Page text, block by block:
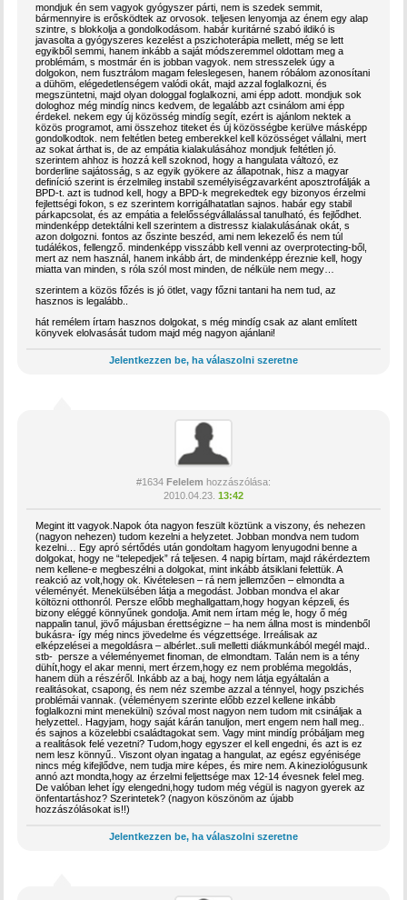
mondjuk én sem vagyok gyógyszer párti, nem is szedek semmit,
bármennyire is erősködtek az orvosok. teljesen lenyomja az énem egy alap
szintre, s blokkolja a gondolkodásom. habár kuritárné szabó ildikó is
javasolta a gyógyszeres kezelést a pszichoterápia mellett, még se lett
egyikből semmi, hanem inkább a saját módszeremmel oldottam meg a
problémám, s mostmár én is jobban vagyok. nem stresszelek úgy a
dolgokon, nem fusztrálom magam feleslegesen, hanem róbálom azonosítani
a dühöm, elégedetlenségem valódi okát, majd azzal foglalkozni, és
megszüntetni, majd olyan dologgal foglalkozni, ami épp adott. mondjuk sok
dologhoz még mindíg nincs kedvem, de legalább azt csinálom ami épp
érdekel. nekem egy új közösség mindíg segít, ezért is ajánlom nektek a
közös programot, ami összehoz titeket és új közösségbe kerülve másképp
gondolkodtok. nem feltétlen beteg emberekkel kell közösséget vállalni, mert
az sokat árthat is, de az empátia kialakulásához mondjuk feltétlen jó.
szerintem ahhoz is hozzá kell szoknod, hogy a hangulata változó, ez
borderline sajátosság, s az egyik gyökere az állapotnak, hisz a magyar
definíció szerint is érzelmileg instabil személyiségzavarként aposztrofálják a
BPD-t. azt is tudnod kell, hogy a BPD-k megrekedtek egy bizonyos érzelmi
fejlettségi fokon, s ez szerintem korrigálhatatlan sajnos. habár egy stabil
párkapcsolat, és az empátia a felelősségvállalással tanulható, és fejlődhet.
mindenképp detektálni kell szerintem a distressz kialakulásának okát, s
azon dolgozni. fontos az őszinte beszéd, ami nem lekezelő és nem túl
tudálékos, fellengző. mindenképp visszább kell venni az overprotecting-ből,
mert az nem használ, hanem inkább árt, de mindenképp éreznie kell, hogy
miatta van minden, s róla szól most minden, de nélküle nem megy…
szerintem a közös főzés is jó ötlet, vagy főzni tantani ha nem tud, az
hasznos is legalább..
hát remélem írtam hasznos dolgokat, s még mindíg csak az alant említett
könyvek elolvasását tudom majd még nagyon ajánlani!
Jelentkezzen be, ha válaszolni szeretne
#1634 Felelem hozzászólása:
2010.04.23. 13:42
Megint itt vagyok.Napok óta nagyon feszült köztünk a viszony, és nehezen
(nagyon nehezen) tudom kezelni a helyzetet. Jobban mondva nem tudom
kezelni… Egy apró sértődés után gondoltam hagyom lenyugodni benne a
dolgokat, hogy ne “telepedjek” rá teljesen. 4 napig bírtam, majd rákérdeztem
nem kellene-e megbeszélni a dolgokat, mint inkább átsiklani felettük. A
reakció az volt,hogy ok. Kivételesen – rá nem jellemzően – elmondta a
véleményét. Menekülsében látja a megodást. Jobban mondva el akar
költözni otthonról. Persze előbb meghallgattam,hogy hogyan képzeli, és
bizony eléggé könnyűnek gondolja. Amit nem írtam még le, hogy ő még
nappalin tanul, jövő májusban érettségizne – ha nem állna most is mindenből
bukásra- így még nincs jövedelme és végzettsége. Irreálisak az
elképzelései a megoldásra – albérlet..suli melletti diákmunkából megél majd..
stb- persze a véleményemet finoman, de elmondtam. Talán nem is a tény
dühít,hogy el akar menni, mert érzem,hogy ez nem probléma megoldás,
hanem düh a részéről. Inkább az a baj, hogy nem látja egyáltalán a
realitásokat, csapong, és nem néz szembe azzal a ténnyel, hogy pszichés
problémái vannak. (véleményem szerinte előbb ezzel kellene inkább
foglalkozni mint menekülni) szóval most nagyon nem tudom mit csináljak a
helyzettel.. Hagyjam, hogy saját kárán tanuljon, mert engem nem hall meg..
és sajnos a közelebbi családtagokat sem. Vagy mint mindíg próbáljam meg
a realitások felé vezetni? Tudom,hogy egyszer el kell engedni, és azt is ez
nem lesz könnyű.. Viszont olyan ingatag a hangulat, az egész egyénisége
nincs még kifejlődve, nem tudja mire képes, és mire nem. A kineziológusunk
annó azt mondta,hogy az érzelmi feljettsége max 12-14 évesnek felel meg.
De valóban lehet így elengedni,hogy tudom még végül is nagyon gyerek az
önfentartáshoz? Szerintetek? (nagyon köszönöm az újabb
hozzászólásokat is!!)
Jelentkezzen be, ha válaszolni szeretne